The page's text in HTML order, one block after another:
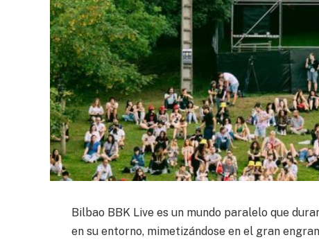
Bilbao BBK Live es un mundo paralelo que
en su entorno, mimetizándose en el gran